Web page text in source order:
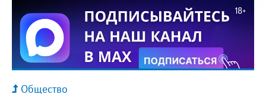
Общество